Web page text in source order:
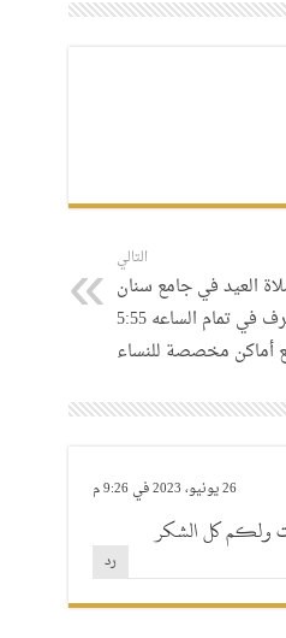
التالي
العيد في جامع سنان
والشرف في تمام الساعه 5:55
أماكن مخصصة للنساء
26 يونيو، 2023 في 9:26 م
ولكم كل الشكر
رد